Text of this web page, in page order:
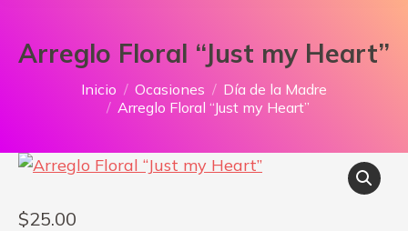
Arreglo Floral “Just my Heart”
Estás aquí:
Inicio Ocasiones
Día de la Madre
Arreglo Floral “Just my Heart”
$25.00